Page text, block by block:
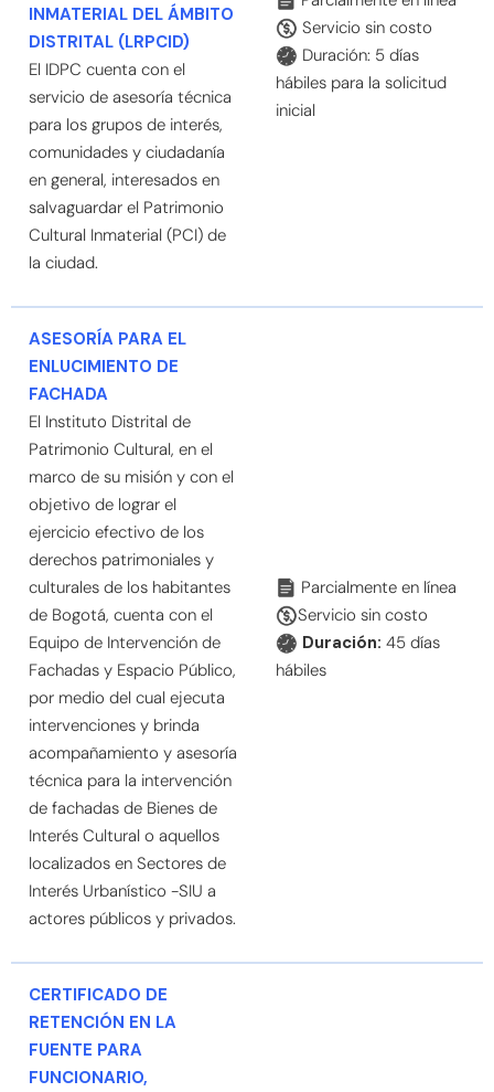
INMATERIAL DEL ÁMBITO
DISTRITAL (LRPCID)
El IDPC cuenta con el
servicio de asesoría técnica
para los grupos de interés,
comunidades y ciudadanía
en general, interesados en
salvaguardar el Patrimonio
Cultural Inmaterial (PCI) de
la ciudad.
Servicio sin costo
Duración: 5 días
hábiles para la solicitud
inicial
ASESORÍA PARA EL
ENLUCIMIENTO DE
FACHADA
El Instituto Distrital de
Patrimonio Cultural, en el
marco de su misión y con el
objetivo de lograr el
ejercicio efectivo de los
derechos patrimoniales y
culturales de los habitantes
de Bogotá, cuenta con el
Equipo de Intervención de
Fachadas y Espacio Público,
por medio del cual ejecuta
intervenciones y brinda
acompañamiento y asesoría
técnica para la intervención
de fachadas de Bienes de
Interés Cultural o aquellos
localizados en Sectores de
Interés Urbanístico -SIU a
actores públicos y privados.
Parcialmente en línea
Servicio sin costo
Duración: 45 días
hábiles
CERTIFICADO DE
RETENCIÓN EN LA
FUENTE PARA
FUNCIONARIO,